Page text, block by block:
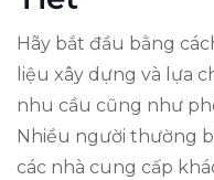
Hãy bắt đầu bằng
liệu xây dựng và lựa
nhu cầu cũng như
Nhiều người thường
các nhà cung cấp